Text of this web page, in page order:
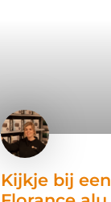
Kijkje bij